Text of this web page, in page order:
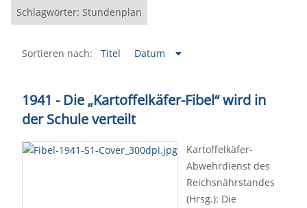
Schlagwörter: Stundenplan
Sortieren nach: Titel Datum
1941 - Die „Kartoffelkäfer-Fibel“ wird in
der Schule verteilt
Kartoffelkäfer-
Abwehrdienst des
Reichsnährstandes
(Hrsg.): Die